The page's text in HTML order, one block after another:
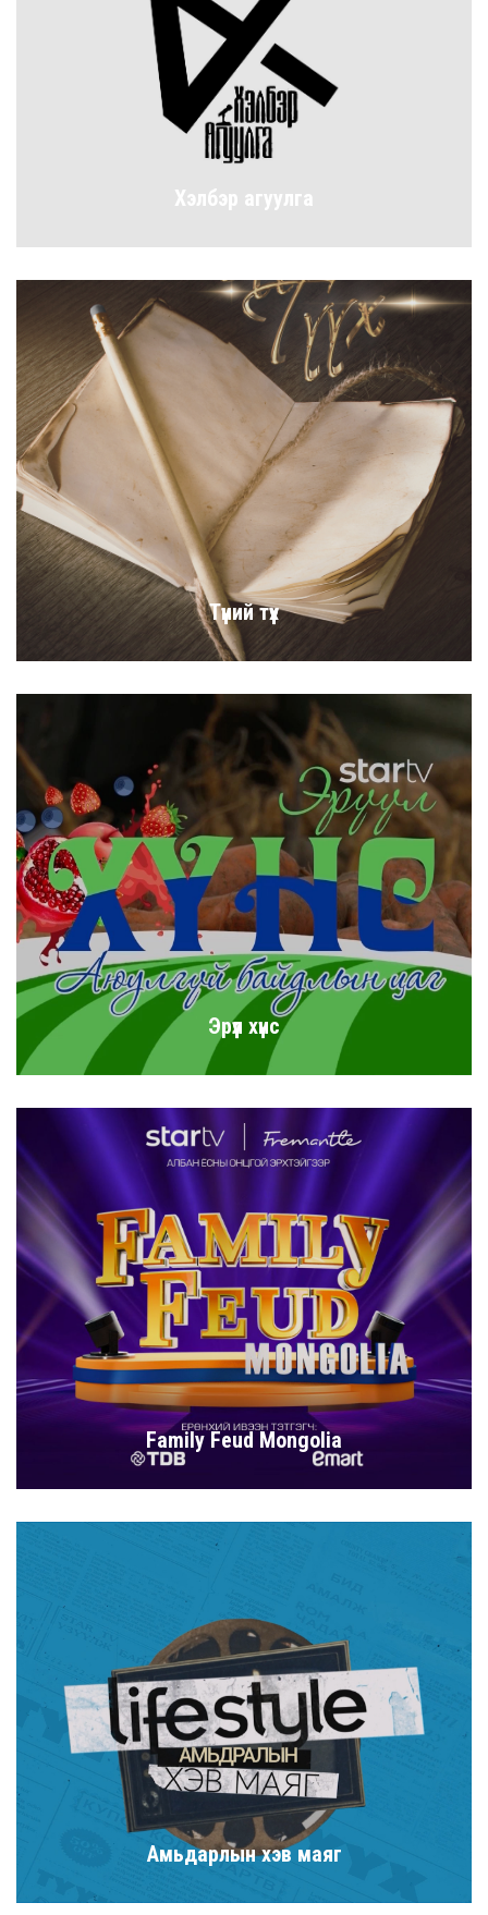
Хэлбэр агуулга
Түүний түүх
Эрүүл хүнс
Family Feud Mongolia
Амьдарлын хэв маяг